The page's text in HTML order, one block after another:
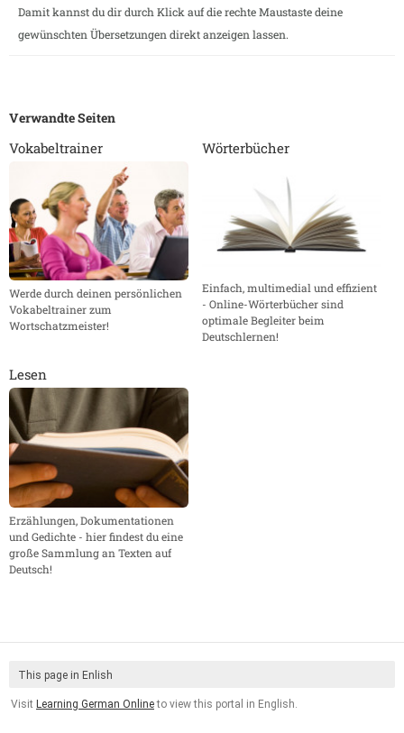
Damit kannst du dir durch Klick auf die rechte Maustaste deine
gewünschten Übersetzungen direkt anzeigen lassen.
Verwandte Seiten
Vokabeltrainer
Werde durch deinen persönlichen
Vokabeltrainer zum
Wortschatzmeister!
Wörterbücher
Einfach, multimedial und effizient
- Online-Wörterbücher sind
optimale Begleiter beim
Deutschlernen!
Lesen
Erzählungen, Dokumentationen
und Gedichte - hier findest du eine
große Sammlung an Texten auf
Deutsch!
This page in Enlish
Visit Learning German Onlineto view this portal in English.